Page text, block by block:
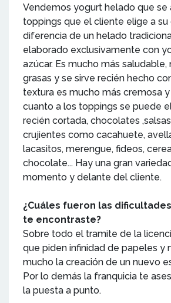
Vendemos yogurt helado que se
toppings que el cliente elige a su
diferencia de un helado
elaborado exclusivamente con
azúcar. Es mucho más
grasas y se sirve recién hecho
textura es mucho más cremosa y
cuanto a los toppings se puede
recién cortada, chocolates
crujientes como cacahuete,
lacasitos, merengue, fideos,
chocolate... Hay una gran
momento y delante del cliente.
¿Cuáles fueron las
te encontraste?
Sobre todo el tramite de la
que piden infinidad de papeles y
mucho la creación de un nuevo
Por lo demás la franquicia te
la puesta a punto.